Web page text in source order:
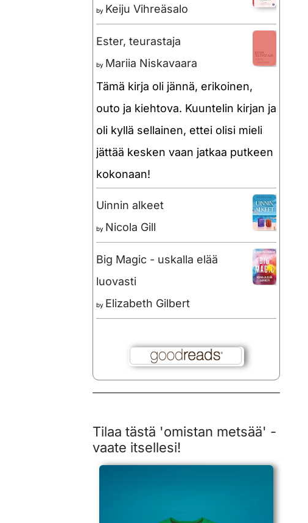
by Keiju Vihreäsalo
Ester, teurastaja
by Mariia Niskavaara
Tämä kirja oli jännä, erikoinen,
outo ja kiehtova. Kuuntelin kirjan ja
oli kyllä sellainen, ettei olisi mieli
jättää kesken vaan jatkaa putkeen
kokonaan!
Uinnin alkeet
by Nicola Gill
Big Magic - uskalla elää
luovasti
by Elizabeth Gilbert
Tilaa tästä 'omistan metsää' -
vaate itsellesi!